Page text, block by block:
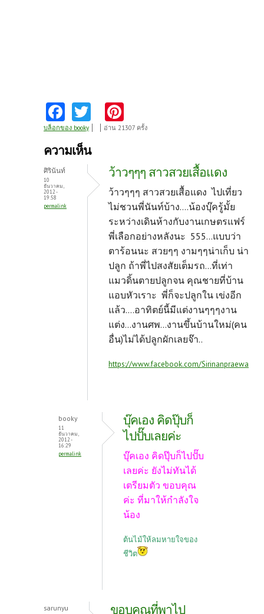
Fa
ce
b
k
w
itt
nt
es
t
บล็อกของ booky อ่าน 21307 ครั้ง
ความเห็น
ศิรินันท์
10
ธันวาคม,
2012 -
19:58
permalink
ว้าวๆๆๆ สาวสวยเสื้อแดง
ว้าวๆๆๆ สาวสวยเสื้อแดง ไปเที่ยว
ไม่ชวนพี่นันท์บ้าง....น้องบุ๊ครู้มั้ย
ระหว่างเดินห้างกับงานเกษตรแฟร์
พี่เลือกอย่างหลังนะ 555...แบบว่า
ตาร้อนนะ สวยๆๆ งามๆๆน่าเก็บ น่า
ปลูก ถ้าพี่ไปสงสัยเต็มรถ...ที่เท่า
แมวดิ้นตายปลูกจน คุณชายที่บ้าน
แอบหัวเราะ พี่ก็จะปลูกใน เข่งอีก
แล้ว....อาทิตย์นี้มีแต่งานๆๆๆงาน
แต่ง...งานศพ...งานขึ้นบ้านใหม่(คน
อื่น)ไม่ได้ปลูกผักเลยจ๊า..
https://www.facebook.com/Sirinanpraewa
booky
11
ธันวาคม,
2012 -
16:29
permalink
บุ๊คเอง คิดปุ๊บก็
ไปปั๊บเลยค่ะ
บุ๊คเอง คิดปุ๊บก็ไปปั๊บ
เลยค่ะ ยังไม่ทันได้
เตรียมตัว ขอบคุณ
ค่ะ ที่มาให้กำลังใจ
น้อง
ต้นไม้ให้ลมหายใจของ
ชีวิต
sarunyu
ขอบคุณที่พาไป